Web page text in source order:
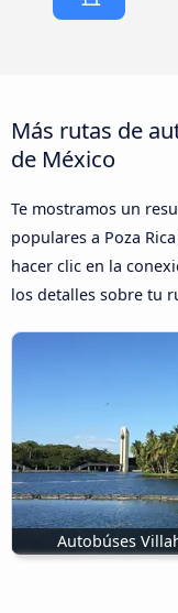
Más rutas de
de México
Te mostramos un
populares a Poza
hacer clic en la
los detalles sobre tu
Autobúses